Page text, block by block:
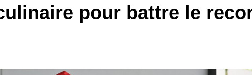
pour battre le